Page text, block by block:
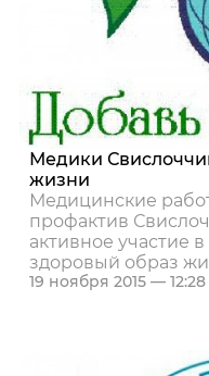
Медики
жизни
Медицинские
профактив
активное участие
здоровый образ
19 ноября 2015 — 12:28